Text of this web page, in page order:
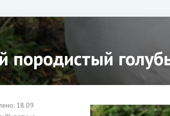
породистый
18.09